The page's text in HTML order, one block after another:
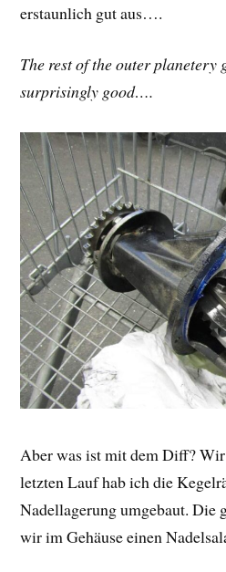
erstaunlich gut aus….
The rest of the outer planetery
surprisingly good….
Aber was ist mit dem Diff?
letzten Lauf hab ich die
Nadellagerung umgebaut. Die
wir im Gehäuse einen